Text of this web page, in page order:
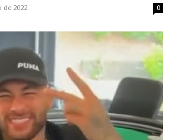
de 2022 0